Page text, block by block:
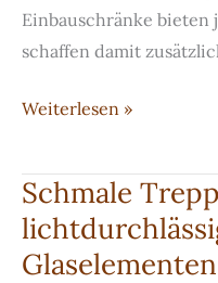
Einbauschränke bieten
schaffen damit
Treppe
Verstaukästen
Weiterlesen »
Schmale